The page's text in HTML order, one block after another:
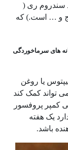
سندروم ری (
و … است.) که
های سرماخوردگی
یا روغن
تواند کمک کند
کمپر پروفسور
اگر کودک تقریبا 6 ماه دارد یک هفته
باشد.